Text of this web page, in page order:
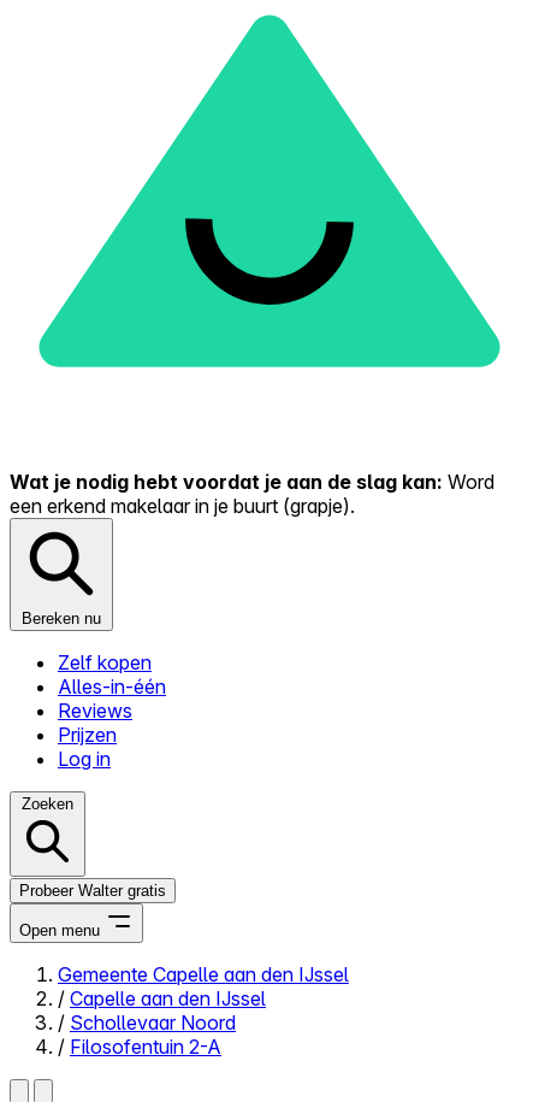
Wat je nodig hebt voordat je aan de slag kan: Word
een erkend makelaar in je buurt (grapje).
Bereken nu
Zelf kopen
Alles-in-één
Reviews
Prijzen
Log in
Zoeken
Probeer Walter gratis
Open menu
Close menu
Gemeente Capelle aan den IJssel
/ Capelle aan den IJssel
/ Schollevaar Noord
/ Filosofentuin 2-A